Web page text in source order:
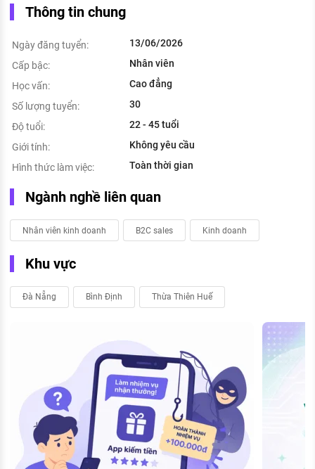
Thông tin chung
Ngày đăng tuyển:
13/06/2026
Cấp bậc:
Nhân viên
Học vấn:
Cao đẳng
Số lượng tuyển:
30
Độ tuổi:
22 - 45 tuổi
Giới tính:
Không yêu cầu
Hình thức làm việc:
Toàn thời gian
Ngành nghề liên quan
Nhân viên kinh doanh B2C sales Kinh doanh
Khu vực
Đà Nẵng Bình Định Thừa Thiên Huế